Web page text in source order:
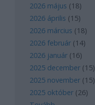
2026 május (18)
2026 április (15)
2026 március (18)
2026 február (14)
2026 január (16)
2025 december (15)
2025 november (15)
2025 október (26)